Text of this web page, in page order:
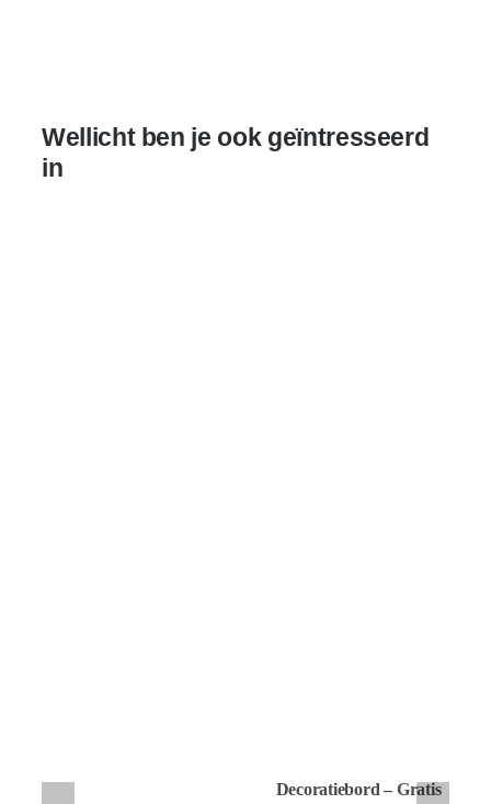
Wellicht ben je ook geïntresseerd
in
Decoratiebord – Gratis